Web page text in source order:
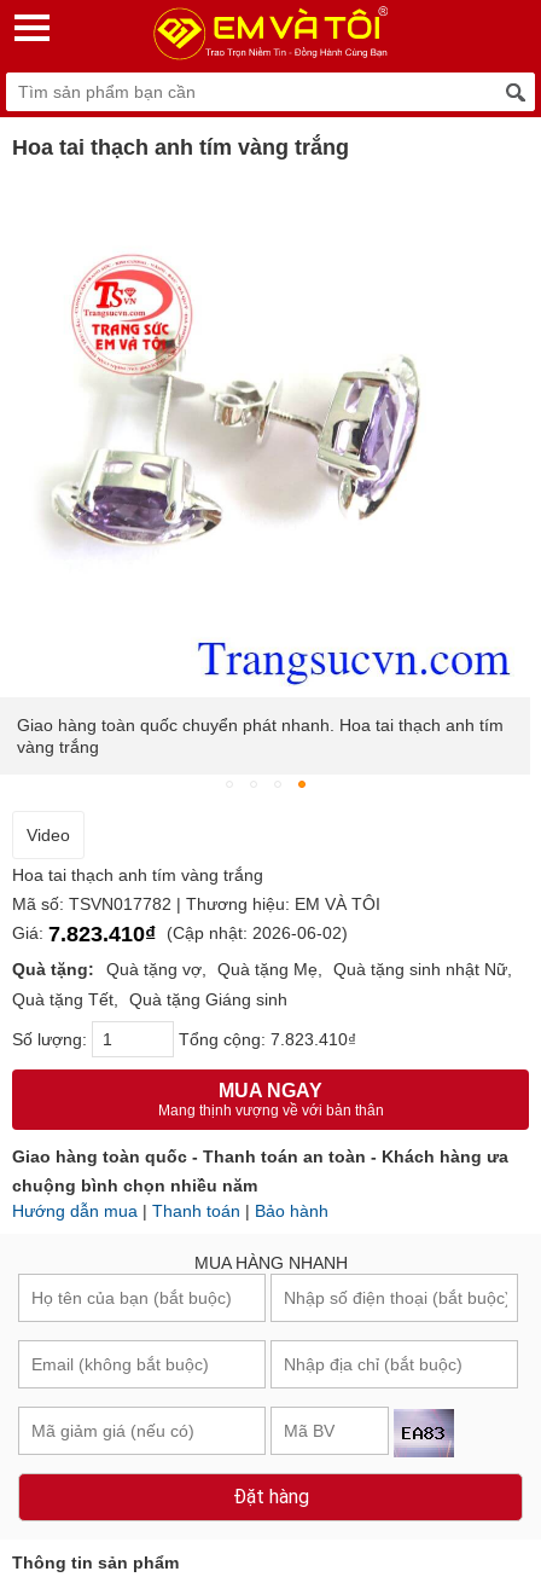
Hoa tai thạch anh tím vàng trắng
Giao hàng toàn quốc chuyển phát nhanh. Hoa tai thạch anh tím
vàng trắng
Video
Hoa tai thạch anh tím vàng trắng
Mã số: TSVN017782 | Thương hiệu: EM VÀ TÔI
Giá: 7.823.410₫
(Cập nhật: 2026-06-02)
Quà tặng:
Quà tặng vợ Quà tặng Mẹ
Quà tặng sinh nhật Nữ
Quà tặng Tết
Quà tặng Giáng sinh
Số lượng: Tổng cộng: 7.823.410₫
MUA NGAY
Mang thịnh vượng về với bản thân
Giao hàng toàn quốc - Thanh toán an toàn - Khách hàng ưa
chuộng bình chọn nhiều năm
Hướng dẫn mua | Thanh toán | Bảo hành
MUA HÀNG NHANH
Đặt hàng
Thông tin sản phẩm